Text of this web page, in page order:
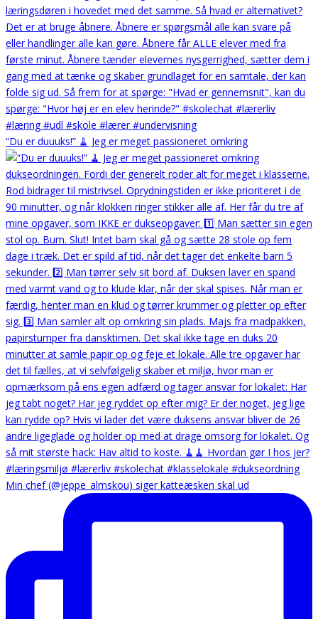
“Du er duuuks!” 🧹 Jeg er meget passioneret omkring
Min chef (@jeppe_almskou) siger katteæsken skal ud